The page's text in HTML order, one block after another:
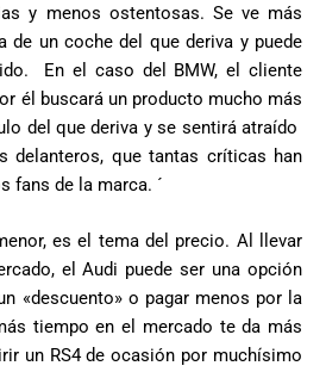
y menos ostentosas. Se ve más
de un coche del que deriva y puede
En el caso del BMW, el cliente
él buscará un producto mucho más
del que deriva y se sentirá atraído
delanteros, que tantas críticas han
fans de la marca. ´
es el tema del precio. Al llevar
el Audi puede ser una opción
«descuento» o pagar menos por la
tiempo en el mercado te da más
un RS4 de ocasión por muchísimo